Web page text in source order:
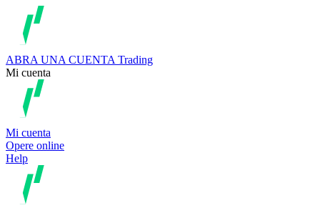
ABRA UNA CUENTA Trading
Mi cuenta
Mi cuenta
Opere online
Help